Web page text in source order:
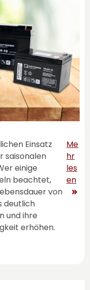
Einsatz
saisonalen
einige
beachtet,
von
deutlich
und ihre
erhöhen.
Me
hr
les
en